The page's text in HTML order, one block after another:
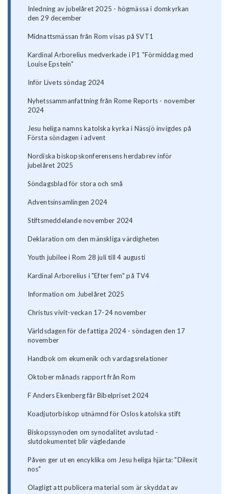
Inledning av jubelåret 2025 - högmässa i domkyrkan
den 29 december
Midnattsmässan från Rom visas på SVT1
Kardinal Arborelius medverkade i P1 "Förmiddag med
Louise Epstein"
Inför Livets söndag 2024
Nyhetssammanfattning från Rome Reports - november
2024
Jesu heliga namns katolska kyrka i Nässjö invigdes på
Första söndagen i advent
Nordiska biskopskonferensens herdabrev inför
jubelåret 2025
Söndagsblad för stora och små
Adventsinsamlingen 2024
Stiftsmeddelande november 2024
Deklaration om den mänskliga värdigheten
Youth jubilee i Rom 28 juli till 4 augusti
Kardinal Arborelius i "Efter fem" på TV4
Information om Jubelåret 2025
Christus vivit-veckan 17-24 november
Världsdagen för de fattiga 2024 - söndagen den 17
november
Handbok om ekumenik och vardagsrelationer
Oktober månads rapport från Rom
F Anders Ekenberg får Bibelpriset 2024
Koadjutorbiskop utnämnd för Oslos katolska stift
Biskopssynoden om synodalitet avslutad -
slutdokumentet blir vägledande
Påven ger ut en encyklika om Jesu heliga hjärta: "Dilexit
nos"
Olagligt att publicera material som är skyddat av